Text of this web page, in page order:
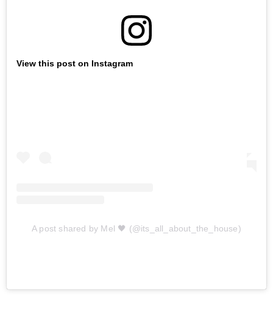
View this post on Instagram
A post shared by Mel 🖤 (@its_all_about_the_house)